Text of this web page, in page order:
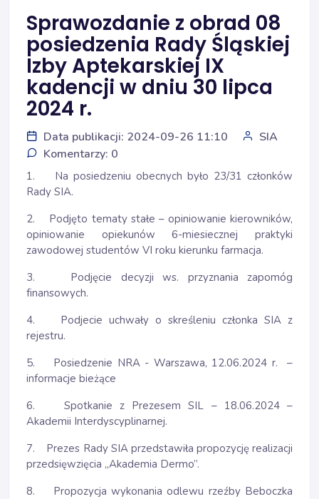
Sprawozdanie z obrad 08
posiedzenia Rady Śląskiej
Izby Aptekarskiej IX
kadencji w dniu 30 lipca
2024 r.
Data publikacji: 2024-09-26 11:10
SIA
Komentarzy: 0
1. Na posiedzeniu obecnych było 23/31 członków
Rady SIA.
2. Podjęto tematy stałe – opiniowanie kierowników,
opiniowanie opiekunów 6-miesiecznej praktyki
zawodowej studentów VI roku kierunku farmacja.
3. Podjęcie decyzji ws. przyznania zapomóg
finansowych.
4. Podjecie uchwały o skreśleniu członka SIA z
rejestru.
5. Posiedzenie NRA - Warszawa, 12.06.2024 r. –
informacje bieżące
6. Spotkanie z Prezesem SIL – 18.06.2024 –
Akademii Interdyscyplinarnej.
7. Prezes Rady SIA przedstawiła propozycję realizacji
przedsięwzięcia „Akademia Dermo”.
8. Propozycja wykonania odlewu rzeźby Beboczka